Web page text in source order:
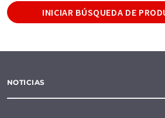
INICIAR BÚSQUEDA DE
NOTICIAS